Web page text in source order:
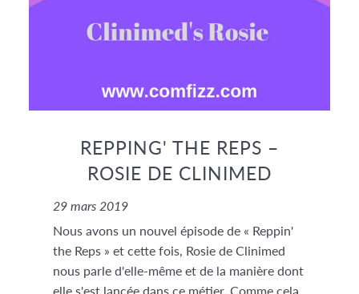
REPPING' THE REPS –
ROSIE DE CLINIMED
29 mars 2019
Nous avons un nouvel épisode de « Reppin'
the Reps » et cette fois, Rosie de Clinimed
nous parle d'elle-même et de la manière dont
elle s'est lancée dans ce métier. Comme cela